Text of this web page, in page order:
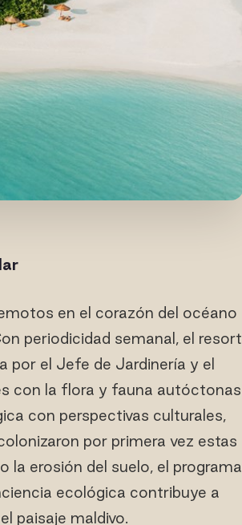
en el corazón del océano
periodicidad semanal, el resort
por el Jefe de Jardinería y el
con la flora y fauna autóctonas
con perspectivas culturales,
por primera vez estas
erosión del suelo, el programa
ecológica contribuye a
paisaje maldivo.